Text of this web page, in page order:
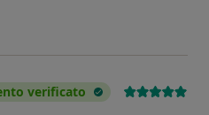
verificato